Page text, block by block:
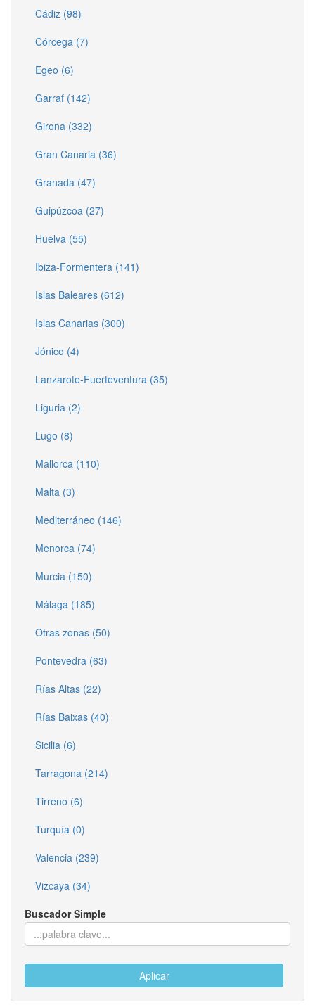
Cádiz (98)
Córcega (7)
Egeo (6)
Garraf (142)
Girona (332)
Gran Canaria (36)
Granada (47)
Guipúzcoa (27)
Huelva (55)
Ibiza-Formentera (141)
Islas Baleares (612)
Islas Canarias (300)
Jónico (4)
Lanzarote-Fuerteventura (35)
Liguria (2)
Lugo (8)
Mallorca (110)
Malta (3)
Mediterráneo (146)
Menorca (74)
Murcia (150)
Málaga (185)
Otras zonas (50)
Pontevedra (63)
Rías Altas (22)
Rías Baixas (40)
Sicilia (6)
Tarragona (214)
Tirreno (6)
Turquía (0)
Valencia (239)
Vizcaya (34)
Buscador Simple
Aplicar